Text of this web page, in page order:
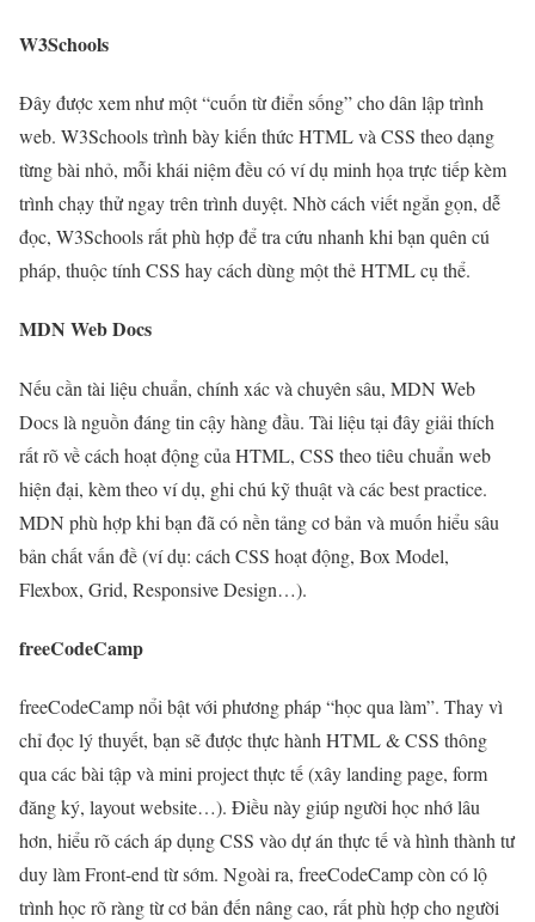
W3Schools
Đây được xem như một “cuốn từ điển sống” cho dân lập trình
web. W3Schools trình bày kiến thức HTML và CSS theo dạng
từng bài nhỏ, mỗi khái niệm đều có ví dụ minh họa trực tiếp kèm
trình chạy thử ngay trên trình duyệt. Nhờ cách viết ngắn gọn, dễ
đọc, W3Schools rất phù hợp để tra cứu nhanh khi bạn quên cú
pháp, thuộc tính CSS hay cách dùng một thẻ HTML cụ thể.
MDN Web Docs
Nếu cần tài liệu chuẩn, chính xác và chuyên sâu, MDN Web
Docs là nguồn đáng tin cậy hàng đầu. Tài liệu tại đây giải thích
rất rõ về cách hoạt động của HTML, CSS theo tiêu chuẩn web
hiện đại, kèm theo ví dụ, ghi chú kỹ thuật và các best practice.
MDN phù hợp khi bạn đã có nền tảng cơ bản và muốn hiểu sâu
bản chất vấn đề (ví dụ: cách CSS hoạt động, Box Model,
Flexbox, Grid, Responsive Design…).
freeCodeCamp
freeCodeCamp nổi bật với phương pháp “học qua làm”. Thay vì
chỉ đọc lý thuyết, bạn sẽ được thực hành HTML & CSS thông
qua các bài tập và mini project thực tế (xây landing page, form
đăng ký, layout website…). Điều này giúp người học nhớ lâu
hơn, hiểu rõ cách áp dụng CSS vào dự án thực tế và hình thành tư
duy làm Front-end từ sớm. Ngoài ra, freeCodeCamp còn có lộ
trình học rõ ràng từ cơ bản đến nâng cao, rất phù hợp cho người